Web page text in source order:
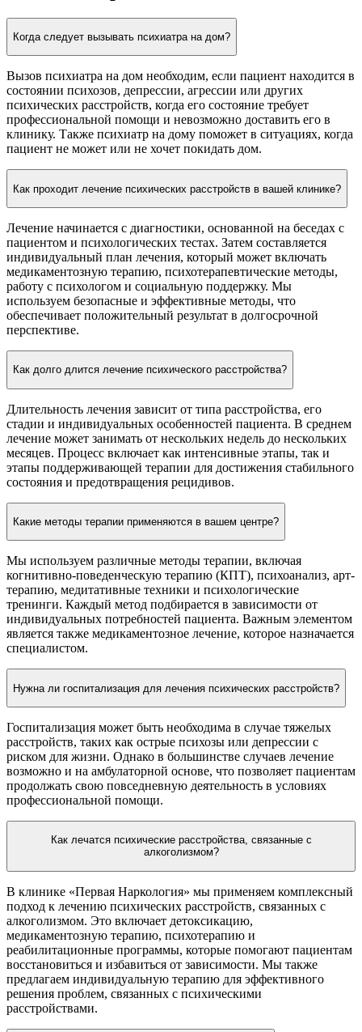
Когда следует вызывать психиатра на дом?
Вызов психиатра на дом необходим, если пациент находится в
состоянии психозов, депрессии, агрессии или других
психических расстройств, когда его состояние требует
профессиональной помощи и невозможно доставить его в
клинику. Также психиатр на дому поможет в ситуациях, когда
пациент не может или не хочет покидать дом.
Как проходит лечение психических расстройств в вашей клинике?
Лечение начинается с диагностики, основанной на беседах с
пациентом и психологических тестах. Затем составляется
индивидуальный план лечения, который может включать
медикаментозную терапию, психотерапевтические методы,
работу с психологом и социальную поддержку. Мы
используем безопасные и эффективные методы, что
обеспечивает положительный результат в долгосрочной
перспективе.
Как долго длится лечение психического расстройства?
Длительность лечения зависит от типа расстройства, его
стадии и индивидуальных особенностей пациента. В среднем
лечение может занимать от нескольких недель до нескольких
месяцев. Процесс включает как интенсивные этапы, так и
этапы поддерживающей терапии для достижения стабильного
состояния и предотвращения рецидивов.
Какие методы терапии применяются в вашем центре?
Мы используем различные методы терапии, включая
когнитивно-поведенческую терапию (КПТ), психоанализ, арт-
терапию, медитативные техники и психологические
тренинги. Каждый метод подбирается в зависимости от
индивидуальных потребностей пациента. Важным элементом
является также медикаментозное лечение, которое назначается
специалистом.
Нужна ли госпитализация для лечения психических расстройств?
Госпитализация может быть необходима в случае тяжелых
расстройств, таких как острые психозы или депрессии с
риском для жизни. Однако в большинстве случаев лечение
возможно и на амбулаторной основе, что позволяет пациентам
продолжать свою повседневную деятельность в условиях
профессиональной помощи.
Как лечатся психические расстройства, связанные с
алкоголизмом?
В клинике «Первая Наркология» мы применяем комплексный
подход к лечению психических расстройств, связанных с
алкоголизмом. Это включает детоксикацию,
медикаментозную терапию, психотерапию и
реабилитационные программы, которые помогают пациентам
восстановиться и избавиться от зависимости. Мы также
предлагаем индивидуальную терапию для эффективного
решения проблем, связанных с психическими
расстройствами.